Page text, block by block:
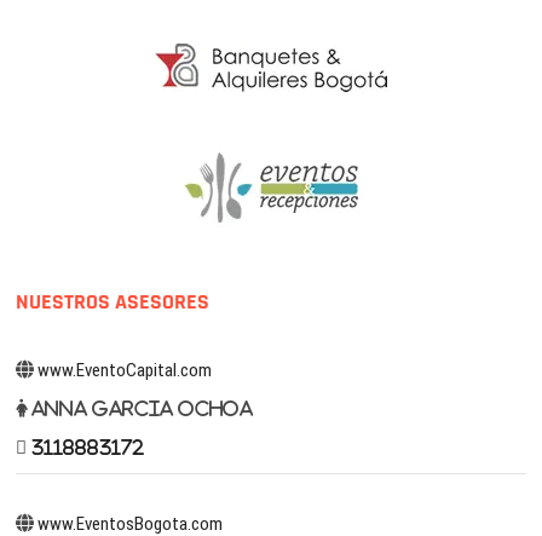
NUESTROS ASESORES
www.EventoCapital.com
Anna Garcia Ochoa
3118883172
www.EventosBogota.com